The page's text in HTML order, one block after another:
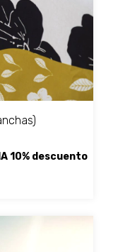
10% descuento